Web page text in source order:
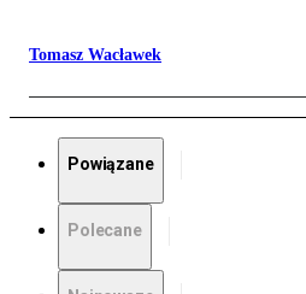
Tomasz Wacławek
Powiązane
Polecane